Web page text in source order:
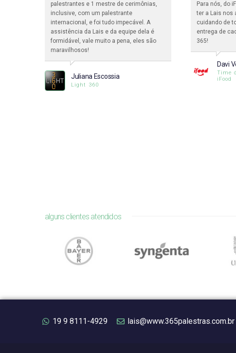
palestrantes e 1 mestre de cerimônias,
inclusive, com um palestrante
internacional, e foi tudo impecável. A
assistência da Lais e da equipe dela é
formidável, vale muito a pena, eles são
maravilhosos!
Juliana Escossia
Light 360
Para nós, do
ter a Lais nos
cuidando de
entrega de
365!
Davi
Time
iFood
alguns clientes atendidos
19 9 8111-4929 lais@www.365palestras.com.br